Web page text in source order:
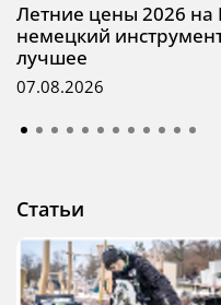
Летние цены 2026 на
немецкий
лучшее
07.08.2026
Статьи